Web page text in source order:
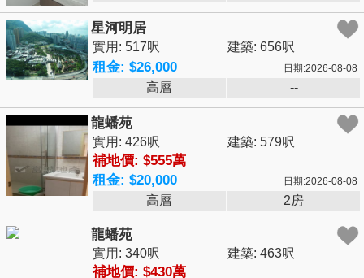
星河明居
實用: 517呎 建築: 656呎
租金: $26,000 日期:2026-08-08
高層 --
龍蟠苑
實用: 426呎 建築: 579呎
補地價: $555萬
租金: $20,000
日期:2026-08-08
高層 2房
龍蟠苑
實用: 340呎 建築: 463呎
補地價: $430萬